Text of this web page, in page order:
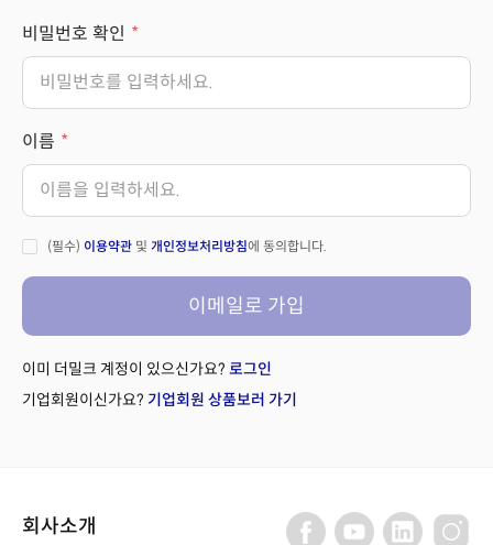
비밀번호 확인
이름
(필수) 이용약관 및 개인정보처리방침에 동의합니다.
이메일로 가입
이미 더밀크 계정이 있으신가요? 로그인
기업회원이신가요? 기업회원 상품보러 가기
회사소개